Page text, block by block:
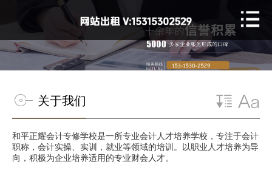
关于我们
和平正耀会计专修学校是一所专业会计人才培养学校，专注于会计
职称，会计实操、实训，就业等领域的培训。以职业人才培养为导
向，积极为企业培养适用的专业财会人才。